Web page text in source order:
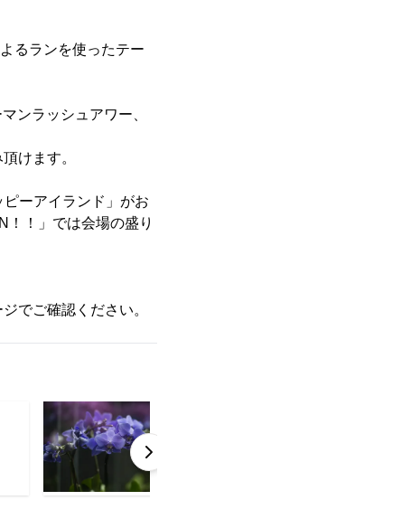
るランを使ったテー
ンラッシュアワー、
けます。
ーアイランド」がお
！！」では会場の盛り
でご確認ください。